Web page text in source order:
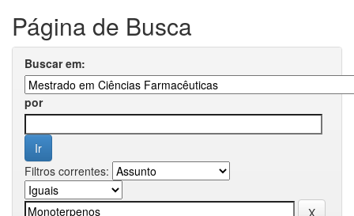
Página de Busca
Buscar em:
por
Filtros correntes: